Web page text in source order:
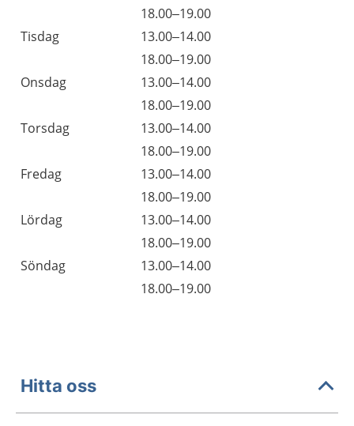
18.00–19.00
Tisdag
13.00–14.00
18.00–19.00
Onsdag
13.00–14.00
18.00–19.00
Torsdag
13.00–14.00
18.00–19.00
Fredag
13.00–14.00
18.00–19.00
Lördag
13.00–14.00
18.00–19.00
Söndag
13.00–14.00
18.00–19.00
Hitta oss